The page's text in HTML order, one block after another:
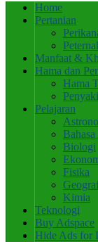
Home
Pertanian
Manfaat &
Hama dan
Hama
Pelajaran
Biologi
Fisika
Kimia
Teknologi
Buy Adspace
Hide Ads for